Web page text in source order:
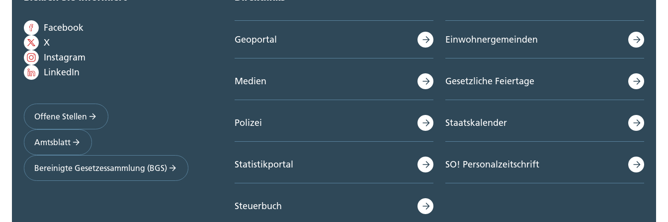
Facebook
X
Instagram
LinkedIn
Offene Stellen
Amtsblatt
Bereinigte Gesetzessammlung (BGS)
Geoportal
Medien
Polizei
Statistikportal
Steuerbuch
Einwohnergemeinden
Gesetzliche Feiertage
Staatskalender
SO! Personalzeitschrift